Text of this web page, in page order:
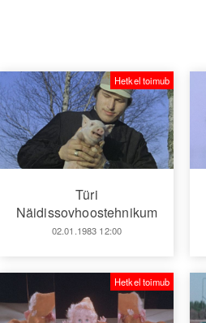
Türi
Näidissovhoostehnikum
02.01.1983 12:00
Hetkel toimub
Hetkel toimub